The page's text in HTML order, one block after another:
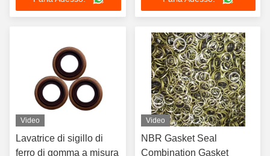
Video
Lavatrice di sigillo di
ferro di gomma a misura
Video
NBR Gasket Seal
Combination Gasket